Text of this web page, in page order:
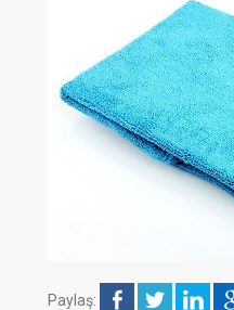
Paylaş: